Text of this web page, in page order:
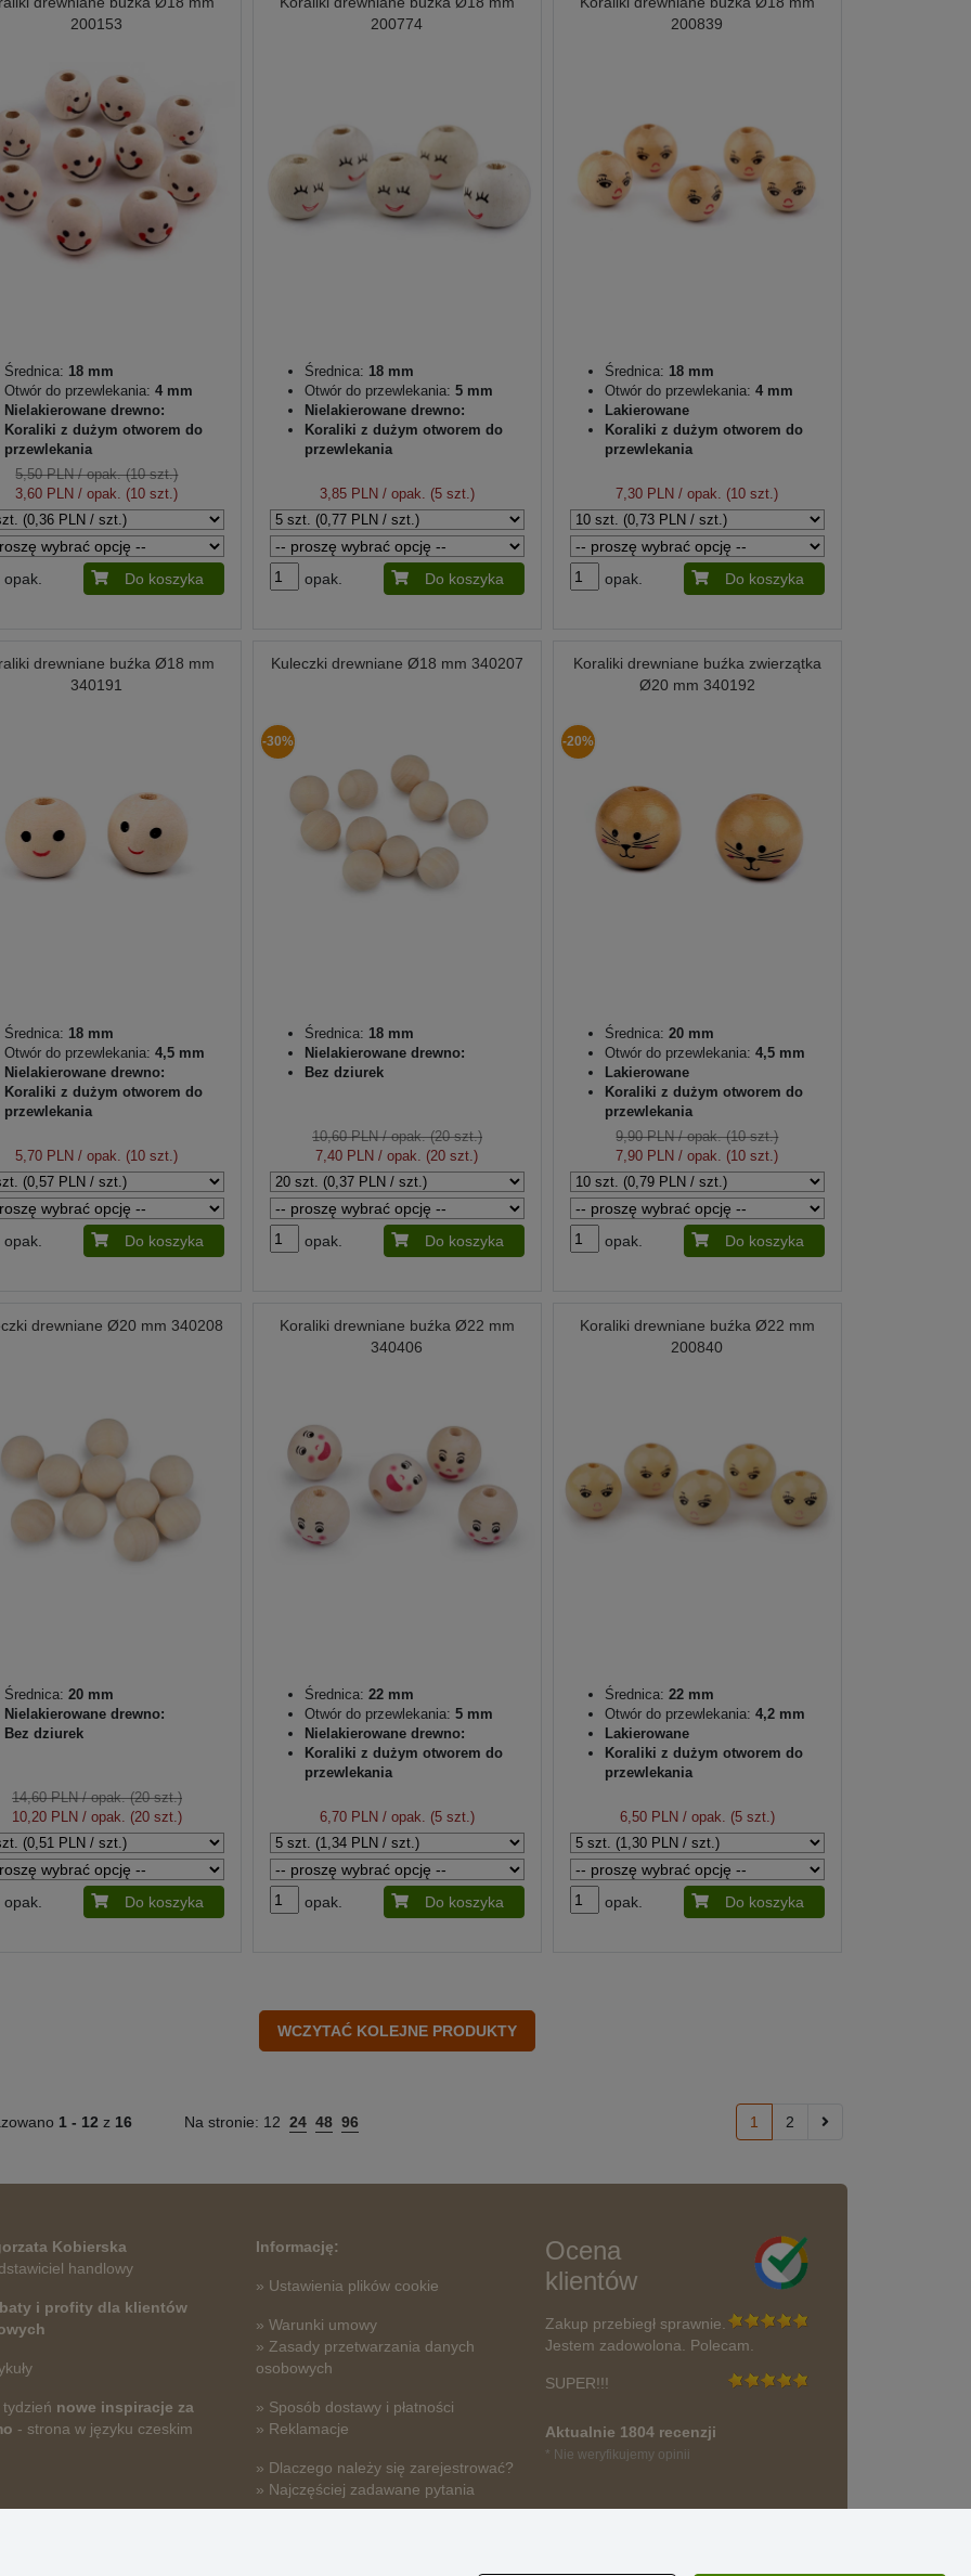
200153
Średnica: 18 mm
Otwór do przewlekania: 4 mm
Nielakierowane drewno:
Koraliki z dużym otworem do
przewlekania
5,50 PLN/ opak. (10 szt.)
3,60 PLN / opak. (10 szt.)
opak. Do koszyka
200774
Średnica: 18 mm
Otwór do przewlekania: 5 mm
Nielakierowane drewno:
Koraliki z dużym otworem do
przewlekania
3,85 PLN / opak. (5 szt.)
opak. Do koszyka
200839
Średnica: 18 mm
Otwór do przewlekania: 4 mm
Lakierowane
Koraliki z dużym otworem do
przewlekania
7,30 PLN / opak. (10 szt.)
opak. Do koszyka
drewniane buźka Ø18 mm
340191
Średnica: 18 mm
Otwór do przewlekania: 4,5 mm
Nielakierowane drewno:
Koraliki z dużym otworem do
przewlekania
5,70 PLN / opak. (10 szt.)
opak. Do koszyka
Kuleczki drewniane Ø18 mm 340207
-30%
Średnica: 18 mm
Nielakierowane drewno:
Bez dziurek
10,60 PLN/ opak. (20 szt.)
7,40 PLN / opak. (20 szt.)
opak. Do koszyka
Koraliki drewniane buźka zwierzątka
Ø20 mm 340192
-20%
Średnica: 20 mm
Otwór do przewlekania: 4,5 mm
Lakierowane
Koraliki z dużym otworem do
przewlekania
9,90 PLN/ opak. (10 szt.)
7,90 PLN / opak. (10 szt.)
opak. Do koszyka
drewniane Ø20 mm 340208
Średnica: 20 mm
Nielakierowane drewno:
Bez dziurek
14,60 PLN/ opak. (20 szt.)
10,20 PLN / opak. (20 szt.)
opak. Do koszyka
Koraliki drewniane buźka Ø22 mm
340406
Średnica: 22 mm
Otwór do przewlekania: 5 mm
Nielakierowane drewno:
Koraliki z dużym otworem do
przewlekania
6,70 PLN / opak. (5 szt.)
opak. Do koszyka
Koraliki drewniane buźka Ø22 mm
200840
Średnica: 22 mm
Otwór do przewlekania: 4,2 mm
Lakierowane
Koraliki z dużym otworem do
przewlekania
6,50 PLN / opak. (5 szt.)
opak. Do koszyka
1 - 12 z 16 Na stronie: 12 24 48 96 1 2
Kobierska
handlowy
i profity dla klientów
tydzień nowe inspiracje za
- strona w języku czeskim
Informację:
» Ustawienia plików cookie
» Warunki umowy
» Zasady przetwarzania danych
osobowych
» Sposób dostawy i płatności
» Reklamacje
» Dlaczego należy się zarejestrować?
» Najczęściej zadawane pytania
Ocena
klientów
Zakup przebiegł sprawnie.
Jestem zadowolona. Polecam.
SUPER!!!
Aktualnie 1804 recenzji
* Nie weryfikujemy opinii